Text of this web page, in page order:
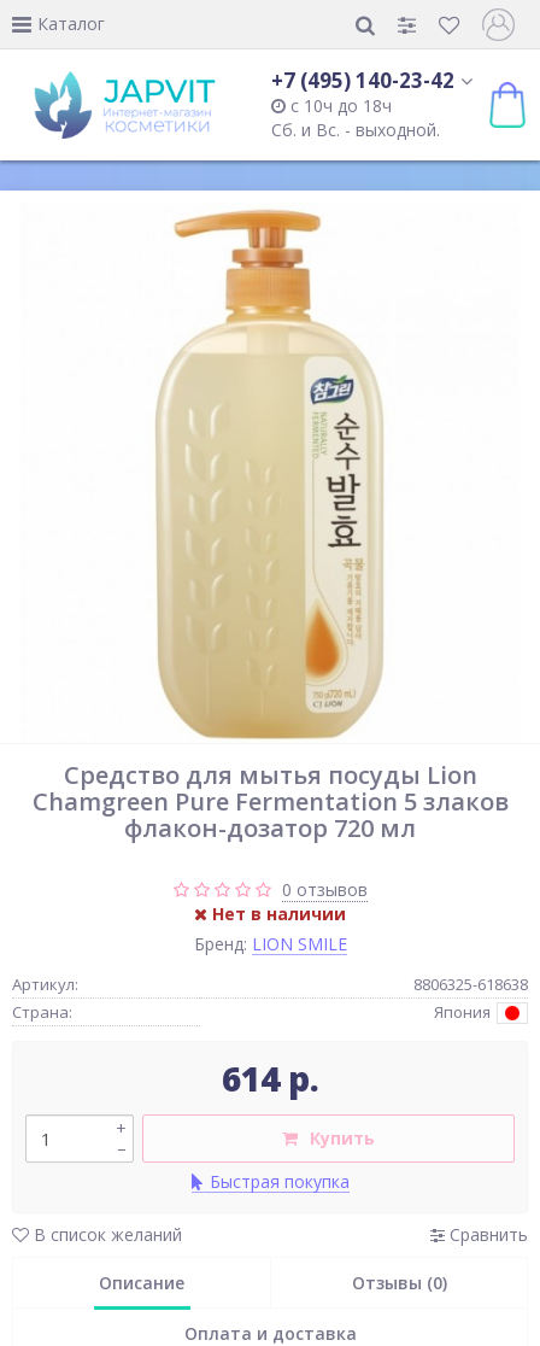
Каталог
+7 (495) 140-23-42
с 10ч до 18ч
Сб. и Вс. - выходной.
Средство для мытья посуды Lion
Chamgreen Pure Fermentation 5 злаков
флакон-дозатор 720 мл
0 отзывов
Нет в наличии
Бренд: LION SMILE
Артикул:
8806325-618638
Страна:
Япония
614 р.
–
+
Купить
Быстрая покупка
В список желаний Сравнить
Описание Отзывы (0)
Оплата и доставка